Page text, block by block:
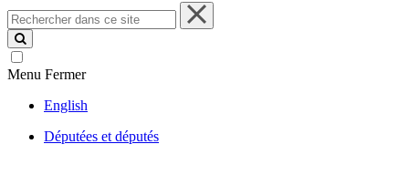
Rechercher
dans
ce
site
Menu Fermer
English
Députées et députés